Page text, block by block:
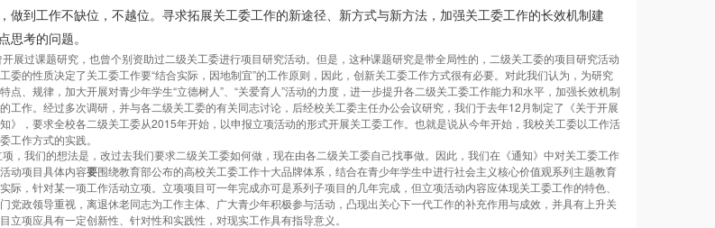
做到工作不缺位，不越位。寻求拓展关工委工作的新途径、新方式与新方法，加强关工委工作的长效机制建
思考的问题。
展过课题研究，也曾个别资助过二级关工委进行项目研究活动。但是，这种课题研究是带全局性的，二级关工委的项目研究活动
委的性质决定了关工委工作要“结合实际，因地制宜”的工作原则，因此，创新关工委工作方式很有必要。对此我们认为，为研究
点、规律，加大开展对青少年学生“立德树人”、“关爱育人”活动的力度，进一步提升各二级关工委工作能力和水平，加强长效机制
工作。经过多次调研，并与各二级关工委的有关同志讨论，后经校关工委主任办公会议研究，我们于去年12月制定了《关于开展
》，要求全校各二级关工委从2015年开始，以申报立项活动的形式开展关工委工作。也就是说从今年开始，我校关工委以工作活
工作方式的实践。
，我们的想法是，改过去我们要求二级关工委如何做，现在由各二级关工委自己找事做。因此，我们在《通知》中对关工委工作
动项目具体内容要围绕教育部公布的高校关工委工作十大品牌体系，结合在青少年学生中进行社会主义核心价值观系列主题教育
际，针对某一项工作活动立项。立项项目可一年完成亦可是系列子项目的几年完成，但立项活动内容应体现关工委工作的特色、
党政领导重视，离退休老同志为工作主体、广大青少年积极参与活动，凸现出关心下一代工作的补充作用与成效，并具有上升关
立项应具有一定创新性、针对性和实践性，对现实工作具有指导意义。